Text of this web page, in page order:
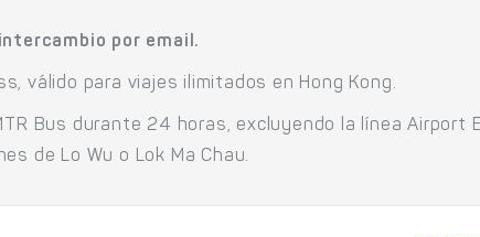
por email.
válido para viajes ilimitados en Hong Kong.
Bus durante 24 horas, excluyendo la línea Airport
de Lo Wu o Lok Ma Chau.